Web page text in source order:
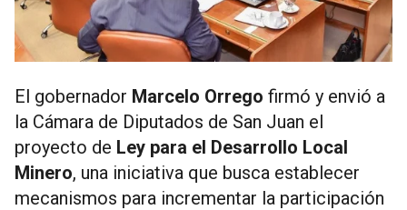
El gobernador Marcelo Orrego firmó y envió a
la Cámara de Diputados de San Juan el
proyecto de Ley para el Desarrollo Local
Minero, una iniciativa que busca establecer
mecanismos para incrementar la participación